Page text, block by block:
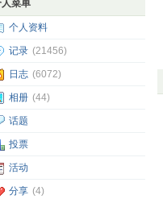
菜单
个人资料
记录 (21456)
日志 (6072)
相册 (44)
话题
投票
活动
分享 (4)